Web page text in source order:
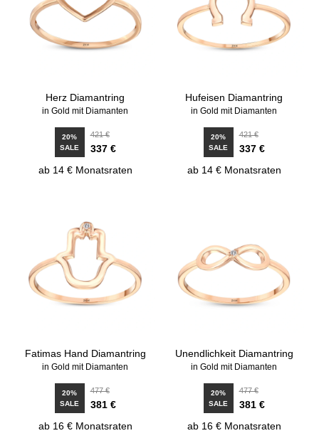
Herz Diamantring
in Gold mit Diamanten
20%
SALE
421 €
337 €
ab 14 € Monatsraten
Hufeisen Diamantring
in Gold mit Diamanten
20%
SALE
421 €
337 €
ab 14 € Monatsraten
Fatimas Hand Diamantring
in Gold mit Diamanten
20%
SALE
477 €
381 €
ab 16 € Monatsraten
Unendlichkeit Diamantring
in Gold mit Diamanten
20%
SALE
477 €
381 €
ab 16 € Monatsraten